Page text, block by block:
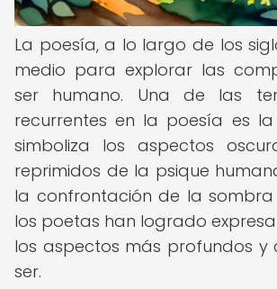
La poesía, a lo largo de los
medio para explorar las
ser humano. Una de las
recurrentes en la poesía es
simboliza los aspectos
reprimidos de la psique
la confrontación de la
los poetas han logrado
los aspectos más profundos y
ser.